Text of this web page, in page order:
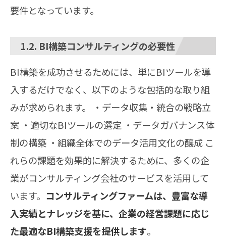
要件となっています。
1.2. BI構築コンサルティングの必要性
BI構築を成功させるためには、単にBIツールを導
入するだけでなく、以下のような包括的な取り組
みが求められます。 ・データ収集・統合の戦略立
案 ・適切なBIツールの選定 ・データガバナンス体
制の構築 ・組織全体でのデータ活用文化の醸成 こ
れらの課題を効果的に解決するために、多くの企
業がコンサルティング会社のサービスを活用して
います。 コンサルティングファームは、豊富な導
入実績とナレッジを基に、企業の経営課題に応じ
た最適なBI構築支援を提供します。